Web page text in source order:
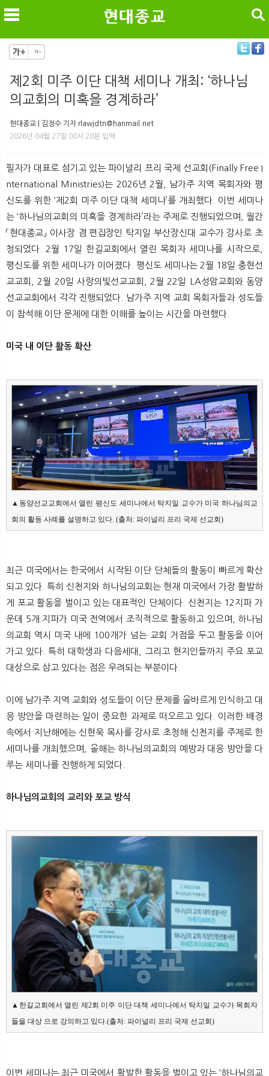
메
뉴 색
검색
제2회 미주 이단 대책 세미나 개최: ‘하나님
의교회의 미혹을 경계하라’
현대종교 | 김정수 기자 rlawjdtn@hanmail.net
2026년 04월 27일 08시 28분 입력
필자가 대표로 섬기고 있는 파이널리 프리 국제 선교회(Finally Free I
nternational Ministries)는 2026년 2월, 남가주 지역 목회자와 평
신도를 위한 ‘제2회 미주 이단 대책 세미나’를 개최했다. 이번 세미나
는 ‘하나님의교회의 미혹을 경계하라’라는 주제로 진행되었으며, 월간
「현대종교」 이사장 겸 편집장인 탁지일 부산장신대 교수가 강사로 초
청되었다. 2월 17일 한길교회에서 열린 목회자 세미나를 시작으로,
평신도를 위한 세미나가 이어졌다. 평신도 세미나는 2월 18일 충현선
교교회, 2월 20일 사랑의빛선교교회, 2월 22일 LA성암교회와 동양
선교교회에서 각각 진행되었다. 남가주 지역 교회 목회자들과 성도들
이 참석해 이단 문제에 대한 이해를 높이는 시간을 마련했다.
미국 내 이단 활동 확산
▲동양선교교회에서 열린 평신도 세미나에서 탁지일 교수가 미국 하나님의교
회의 활동 사례를 설명하고 있다. (출처: 파이널리 프리 국제 선교회)
최근 미국에서는 한국에서 시작된 이단 단체들의 활동이 빠르게 확산
되고 있다. 특히 신천지와 하나님의교회는 현재 미국에서 가장 활발하
게 포교 활동을 벌이고 있는 대표적인 단체이다. 신천지는 12지파 가
운데 5개 지파가 미국 전역에서 조직적으로 활동하고 있으며, 하나님
의교회 역시 미국 내에 100개가 넘는 교회 거점을 두고 활동을 이어
가고 있다. 특히 대학생과 다음세대, 그리고 현지인들까지 주요 포교
대상으로 삼고 있다는 점은 우려되는 부분이다.
이에 남가주 지역 교회와 성도들이 이단 문제를 올바르게 인식하고 대
응 방안을 마련하는 일이 중요한 과제로 떠오르고 있다. 이러한 배경
속에서 지난해에는 신현욱 목사를 강사로 초청해 신천지를 주제로 한
세미나를 개최했으며, 올해는 하나님의교회의 예방과 대응 방안을 다
루는 세미나를 진행하게 되었다.
하나님의교회의 교리와 포교 방식
▲한길교회에서 열린 제2회 미주 이단 대책 세미나에서 탁지일 교수가 목회자
들을 대상 으로 강의하고 있다.(출처: 파이널리 프리 국제 선교회)
이번 세미나는 최근 미국에서 활발한 활동을 벌이고 있는 ‘하나님의교